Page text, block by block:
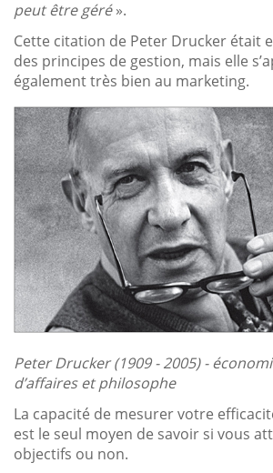
peut être géré».
Cette citation de Peter Drucker était
des principes de gestion, mais elle
également très bien au marketing.
Peter Drucker (1909 - 2005) -
d’affaires et philosophe
La capacité de mesurer votre
est le seul moyen de savoir si vous
objectifs ou non.